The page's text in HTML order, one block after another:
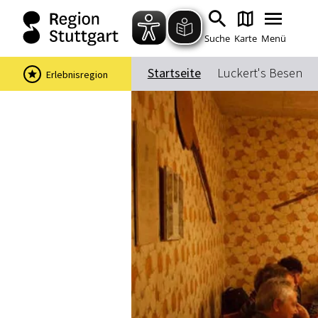
Suche Karte Menü
Startseite Luckert's Besen
Erlebnisregion